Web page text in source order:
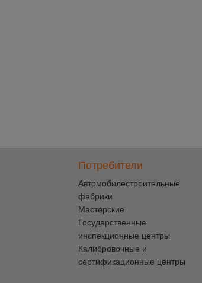
Потребители
Автомобилестроительные
фабрики
Мастерские
Государственные
инспекционные центры
Калибровочные и
сертификационные центры